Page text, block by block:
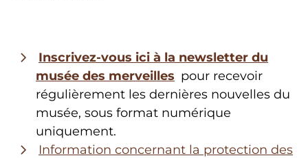
Inscrivez-vous ici à la newsletter du
musée des merveilles pour recevoir
régulièrement les dernières nouvelles du
musée, sous format numérique
uniquement.
Information concernant la protection des